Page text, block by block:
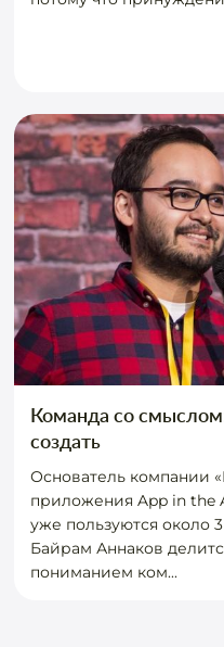
Команда со
создать
Основатель компании
приложения App in the
уже пользуются около
Байрам Аннаков
пониманием ком...